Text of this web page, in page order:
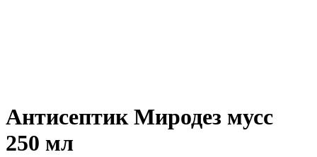
Антисептик Миродез мусс
250 мл